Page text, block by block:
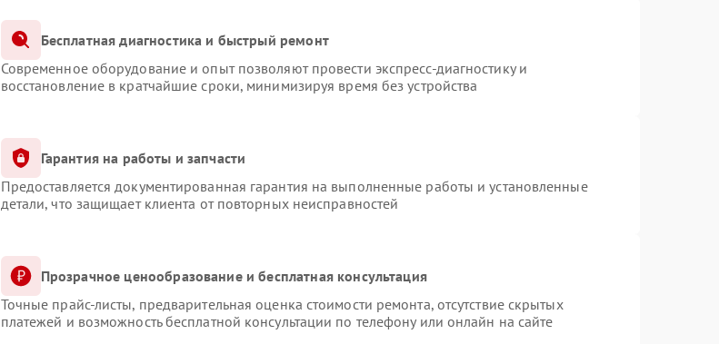
Бесплатная диагностика и быстрый ремонт
Современное оборудование и опыт позволяют провести экспресс-диагностику и
восстановление в кратчайшие сроки, минимизируя время без устройства
Гарантия на работы и запчасти
Предоставляется документированная гарантия на выполненные работы и установленные
детали, что защищает клиента от повторных неисправностей
Прозрачное ценообразование и бесплатная консультация
Точные прайс-листы, предварительная оценка стоимости ремонта, отсутствие скрытых
платежей и возможность бесплатной консультации по телефону или онлайн на сайте